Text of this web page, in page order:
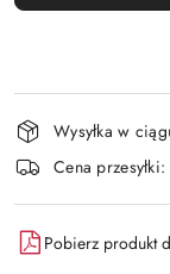
Dostępność
i
dostawa
Wysyłka w
Cena przesyłki:
Pobierz produkt